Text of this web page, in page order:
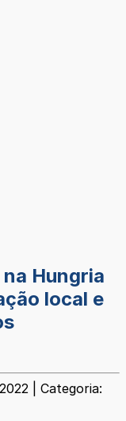
Hungria
local e
| Categoria: